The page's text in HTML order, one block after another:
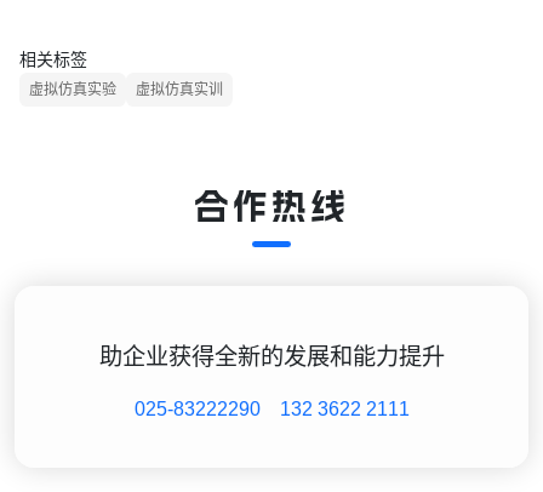
相关标签
虚拟仿真实验 虚拟仿真实训
合作热线
助企业获得全新的发展和能力提升
025-83222290 132 3622 2111